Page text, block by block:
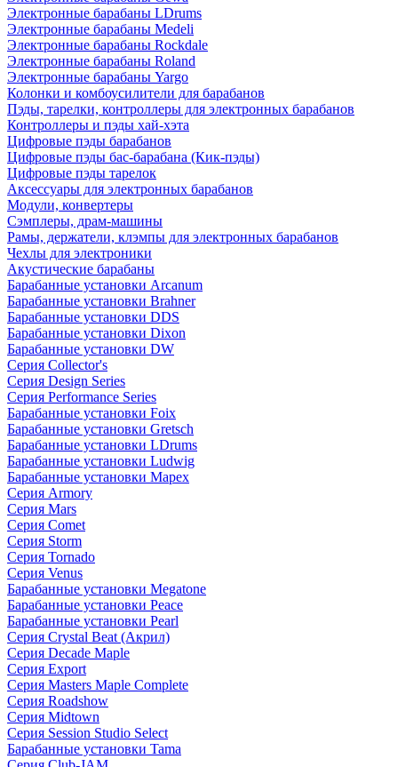
Электронные барабаны LDrums
Электронные барабаны Medeli
Электронные барабаны Rockdale
Электронные барабаны Roland
Электронные барабаны Yargo
Колонки и комбоусилители для барабанов
Пэды, тарелки, контроллеры для электронных барабанов
Контроллеры и пэды хай-хэта
Цифровые пэды барабанов
Цифровые пэды бас-барабана (Кик-пэды)
Цифровые пэды тарелок
Аксессуары для электронных барабанов
Модули, конвертеры
Сэмплеры, драм-машины
Рамы, держатели, клэмпы для электронных барабанов
Чехлы для электроники
Акустические барабаны
Барабанные установки Arcanum
Барабанные установки Brahner
Барабанные установки DDS
Барабанные установки Dixon
Барабанные установки DW
Серия Collector's
Серия Design Series
Серия Performance Series
Барабанные установки Foix
Барабанные установки Gretsch
Барабанные установки LDrums
Барабанные установки Ludwig
Барабанные установки Mapex
Серия Armory
Серия Mars
Серия Comet
Серия Storm
Серия Tornado
Серия Venus
Барабанные установки Megatone
Барабанные установки Peace
Барабанные установки Pearl
Серия Crystal Beat (Акрил)
Серия Decade Maple
Серия Export
Серия Masters Maple Complete
Серия Roadshow
Серия Midtown
Серия Session Studio Select
Барабанные установки Tama